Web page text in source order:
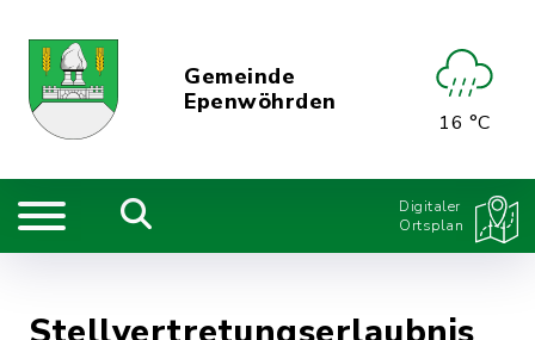
Gemeinde
Epenwöhrden
16 °C
Digitaler
Ortsplan